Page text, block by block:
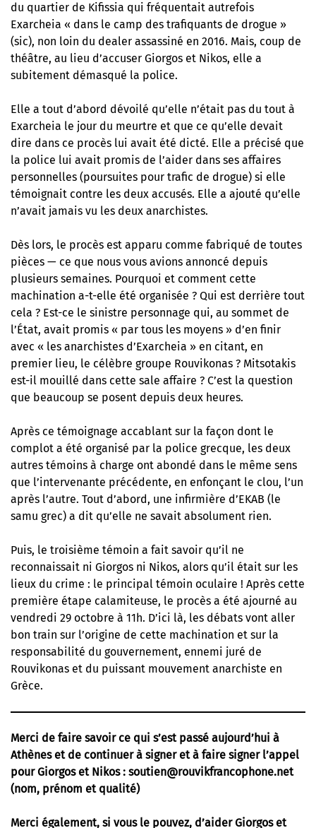
du quartier de Kifissia qui fréquentait autrefois
Exarcheia « dans le camp des trafiquants de drogue »
(sic), non loin du dealer assassiné en 2016. Mais, coup de
théâtre, au lieu d’accuser Giorgos et Nikos, elle a
subitement démasqué la police.
Elle a tout d’abord dévoilé qu’elle n’était pas du tout à
Exarcheia le jour du meurtre et que ce qu’elle devait
dire dans ce procès lui avait été dicté. Elle a précisé que
la police lui avait promis de l’aider dans ses affaires
personnelles (poursuites pour trafic de drogue) si elle
témoignait contre les deux accusés. Elle a ajouté qu’elle
n’avait jamais vu les deux anarchistes.
Dès lors, le procès est apparu comme fabriqué de toutes
pièces — ce que nous vous avions annoncé depuis
plusieurs semaines. Pourquoi et comment cette
machination a-t-elle été organisée ? Qui est derrière tout
cela ? Est-ce le sinistre personnage qui, au sommet de
l’État, avait promis « par tous les moyens » d’en finir
avec « les anarchistes d’Exarcheia » en citant, en
premier lieu, le célèbre groupe Rouvikonas ? Mitsotakis
est-il mouillé dans cette sale affaire ? C’est la question
que beaucoup se posent depuis deux heures.
Après ce témoignage accablant sur la façon dont le
complot a été organisé par la police grecque, les deux
autres témoins à charge ont abondé dans le même sens
que l’intervenante précédente, en enfonçant le clou, l’un
après l’autre. Tout d’abord, une infirmière d’EKAB (le
samu grec) a dit qu’elle ne savait absolument rien.
Puis, le troisième témoin a fait savoir qu’il ne
reconnaissait ni Giorgos ni Nikos, alors qu’il était sur les
lieux du crime : le principal témoin oculaire ! Après cette
première étape calamiteuse, le procès a été ajourné au
vendredi 29 octobre à 11h. D’ici là, les débats vont aller
bon train sur l’origine de cette machination et sur la
responsabilité du gouvernement, ennemi juré de
Rouvikonas et du puissant mouvement anarchiste en
Grèce.
Merci de faire savoir ce qui s’est passé aujourd’hui à
Athènes et de continuer à signer et à faire signer l’appel
pour Giorgos et Nikos : soutien@rouvikfrancophone.net
(nom, prénom et qualité)
Merci également, si vous le pouvez, d’aider Giorgos et